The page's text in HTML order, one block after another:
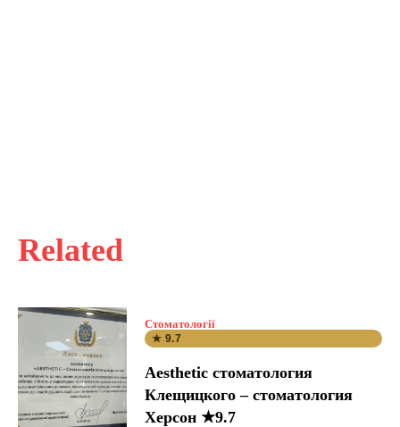
Related
Стоматології
★ 9.7
Aesthetic стоматология
Клещицкого – стоматология
Херсон ★9.7